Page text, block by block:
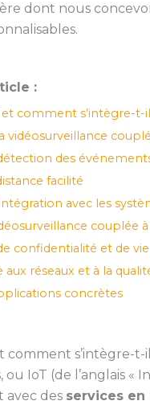
dont nous
:
et comment s’intègre-t-
vidéosurveillance
des
facilité
avec les
couplée à
confidentialité et de
aux réseaux et à la
concrètes
comment s’intègre-
ou IoT (de l’anglais
avec des services